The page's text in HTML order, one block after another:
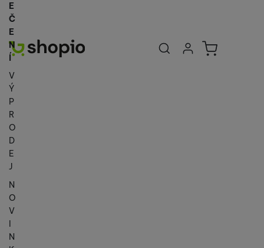
Uživatelská
Přihlásit se
Košík
E
Č
E
N
Í
V
Ý
P
R
O
D
E
J
N
O
V
I
N